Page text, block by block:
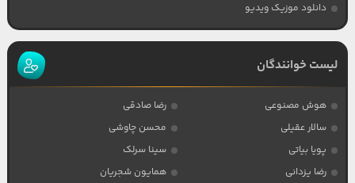
دانلود موزیک ویدیو
لیست خوانندگان
هوش مصنوعی
رضا صادقی
سالار عقیلی
محسن چاوشی
پویا بیاتی
سینا سرلک
رضا یزدانی
همایون شجریان